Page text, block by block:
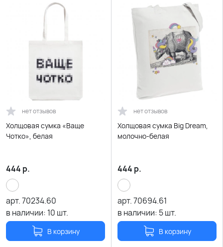
нет отзывов
Холщовая сумка «Ваще
Чотко», белая
444 р.
арт.70234.60
в наличии: 10 шт.
В корзину
нет отзывов
Холщовая сумка Big Dream,
молочно-белая
444 р.
арт.70694.61
в наличии: 5шт.
В корзину